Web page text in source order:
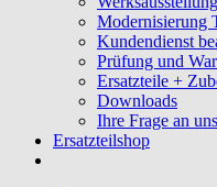
Modernisierung
Kundendienst
Prüfung und
Ersatzteile +
Downloads
Ihre Frage an uns
Ersatzteilshop